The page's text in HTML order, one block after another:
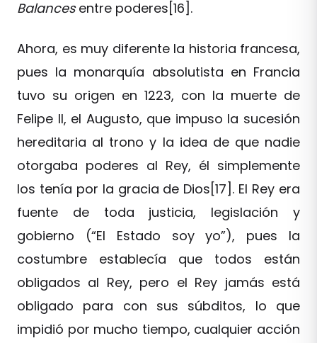
Balancesentre poderes[16].
Ahora, es muy diferente la historia francesa,
pues la monarquía absolutista en Francia
tuvo su origen en 1223, con la muerte de
Felipe II, el Augusto, que impuso la sucesión
hereditaria al trono y la idea de que nadie
otorgaba poderes al Rey, él simplemente
los tenía por la gracia de Dios[17]. El Rey era
fuente de toda justicia, legislación y
gobierno (“El Estado soy yo”), pues la
costumbre establecía que todos están
obligados al Rey, pero el Rey jamás está
obligado para con sus súbditos, lo que
impidió por mucho tiempo, cualquier acción